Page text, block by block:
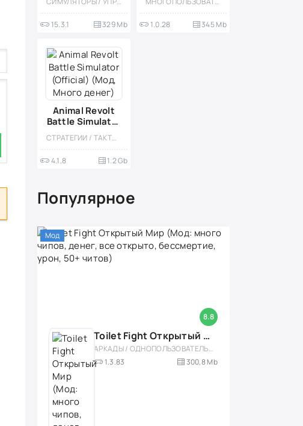
15.3.1 329 Mb 1.0.28 345 Mb
Animal Revolt
Battle Simulator
(Official) (Мод,
Много денег)
СТРАТЕГИИ / ТАКТИЧЕСКИЕ / КАЗУАЛЬНЫЕ / ОДНОПОЛЬЗОВАТЕЛЬСКИЕ / СТИЛИЗАЦИЯ / ОФЛАЙН / ПЕСОЧНИЦЫ / МОД / БОЛЬШАЯ / 3D / ФИЗИКА
4.1.8 1.2 Gb
Популярное
8.8
Мод
Toilet Fight Открытый Мир (Мод: много чипов, денег, все открыто, бессмертие, урон, 50+ читов)
АРКАДЫ / ОДНОПОЛЬЗОВАТЕЛЬСКИЕ / ОФЛАЙН / МОД / РОЛЕВЫЕ / ШУТЕРЫ / ОТКРЫТЫЙ МИР / ВСТРОЕННЫЙ КЕШ / 3D / ЭКШЕНЫ / ТУАЛЕТНЫЕ ВОЙНЫ / ДЛЯ ДЕТЕЙ
1.3.83
300,8 Mb